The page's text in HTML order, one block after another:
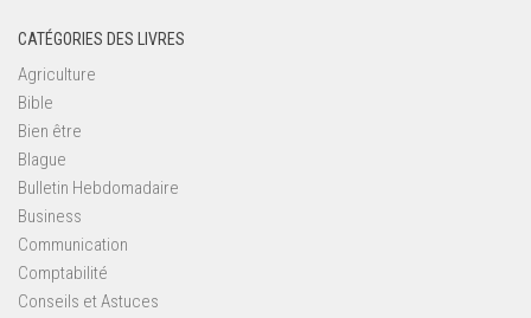
CATÉGORIES DES LIVRES
Agriculture
Bible
Bien être
Blague
Bulletin Hebdomadaire
Business
Communication
Comptabilité
Conseils et Astuces